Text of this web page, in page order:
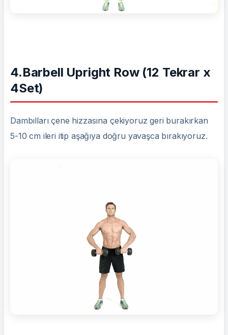
4.Barbell Upright Row (12 Tekrar x
4Set)
Dambılları çene hizzasına çekiyoruz geri burakırkan
5-10 cm ileri itip aşağıya doğru yavaşca bırakıyoruz.